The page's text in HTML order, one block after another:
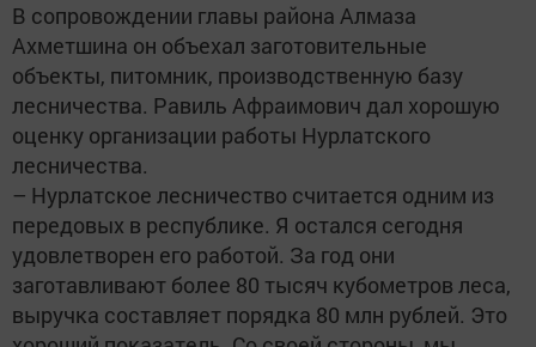
В сопровождении главы района Алмаза
Ахметшина он объехал заготовительные
объекты, питомник, производственную базу
лесничества. Равиль Афраимович дал хорошую
оценку организации работы Нурлатского
лесничества.
– Нурлатское лесничество считается одним из
передовых в республике. Я остался сегодня
удовлетворен его работой. За год они
заготавливают более 80 тысяч кубометров леса,
выручка составляет порядка 80 млн рублей. Это